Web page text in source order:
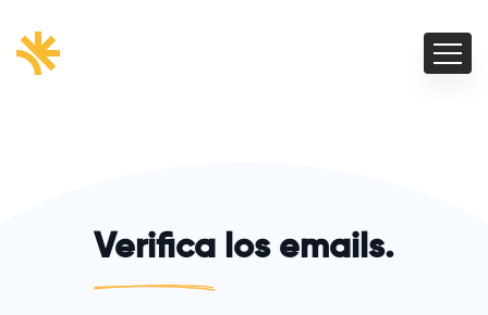
Verifica los emails.